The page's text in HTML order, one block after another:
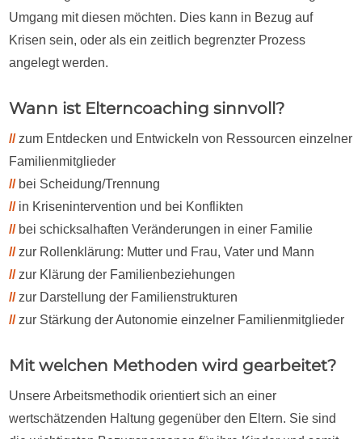
Umgang mit diesen möchten. Dies kann in Bezug auf
Krisen sein, oder als ein zeitlich begrenzter Prozess
angelegt werden.
Wann ist Elterncoaching sinnvoll?
// zum Entdecken und Entwickeln von Ressourcen einzelner
Familienmitglieder
// bei Scheidung/Trennung
// in Krisenintervention und bei Konflikten
// bei schicksalhaften Veränderungen in einer Familie
// zur Rollenklärung: Mutter und Frau, Vater und Mann
// zur Klärung der Familienbeziehungen
// zur Darstellung der Familienstrukturen
// zur Stärkung der Autonomie einzelner Familienmitglieder
Mit welchen Methoden wird gearbeitet?
Unsere Arbeitsmethodik orientiert sich an einer
wertschätzenden Haltung gegenüber den Eltern. Sie sind